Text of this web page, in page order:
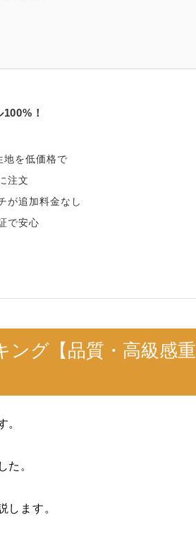
！
地を低価格で
注文
が追加料金なし
で安心
ング【品質・高級感重
。
た。
します。